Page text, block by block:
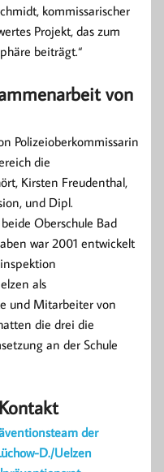
kommissarischer
Projekt, das zum
beiträgt.“
von
Polizeioberkommissarin
die
Kirsten Freudenthal,
und Dipl.
Oberschule Bad
war 2001 entwickelt
als
und Mitarbeiter von
die drei die
an der Schule
der
D./Uelzen